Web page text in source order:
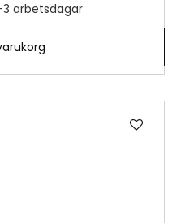
3 arbetsdagar